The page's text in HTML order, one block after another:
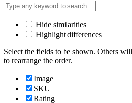
Hide similarities
Highlight differences
Select the fields to be shown. Others
to rearrange the order.
Image
SKU
Rating